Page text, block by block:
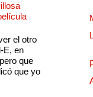
el otro
E, en
que
que yo